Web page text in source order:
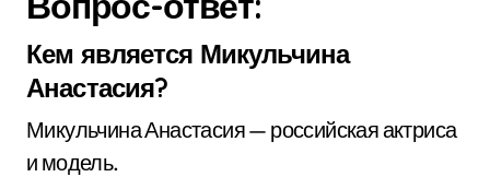
Кем является Микульчина
Анастасия?
Микульчина Анастасия — российская актриса
и модель.